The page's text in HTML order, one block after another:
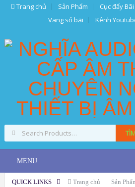
Trang chủ Sản Phẩm Cục đẩy
Vang số bãi
Kênh
MENU
QUICK LINKS Trang chủ Sản